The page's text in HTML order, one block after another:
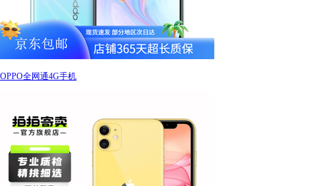
OPPO全网通4G手机